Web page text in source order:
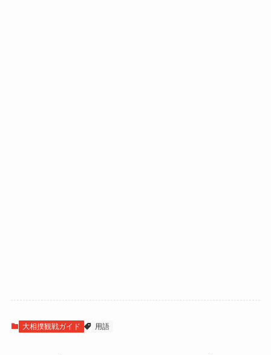
大相撲観戦ガイド 用語